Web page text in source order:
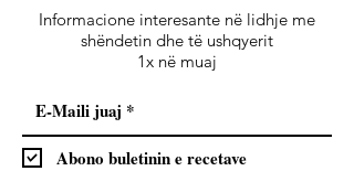
Informacione interesante në lidhje me
shëndetin dhe të ushqyerit
1x në muaj
Abono buletinin e recetave